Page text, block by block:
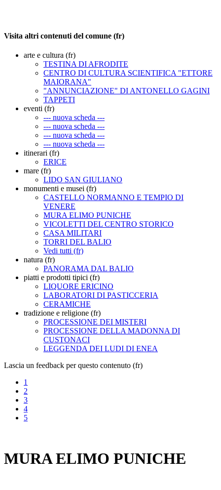
Visita altri contenuti del comune (fr)
arte e cultura (fr)
TESTINA DI AFRODITE
CENTRO DI CULTURA SCIENTIFICA "ETTORE
MAIORANA"
"ANNUNCIAZIONE" DI ANTONELLO GAGINI
TAPPETI
eventi (fr)
--- nuova scheda ---
--- nuova scheda ---
--- nuova scheda ---
--- nuova scheda ---
itinerari (fr)
ERICE
mare (fr)
LIDO SAN GIULIANO
monumenti e musei (fr)
CASTELLO NORMANNO E TEMPIO DI
VENERE
MURA ELIMO PUNICHE
VICOLETTI DEL CENTRO STORICO
CASA MILITARI
TORRI DEL BALIO
Vedi tutti (fr)
natura (fr)
PANORAMA DAL BALIO
piatti e prodotti tipici (fr)
LIQUORE ERICINO
LABORATORI DI PASTICCERIA
CERAMICHE
tradizione e religione (fr)
PROCESSIONE DEI MISTERI
PROCESSIONE DELLA MADONNA DI
CUSTONACI
LEGGENDA DEI LUDI DI ENEA
Lascia un feedback per questo contenuto (fr)
1
2
3
4
5
MURA ELIMO PUNICHE